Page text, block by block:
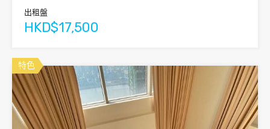
出租盤
HKD$17,500
特色